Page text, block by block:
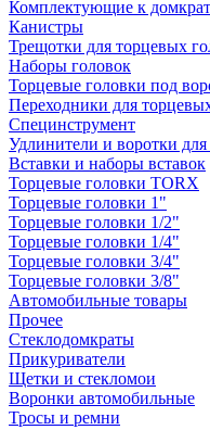
Комплектующие к
Канистры
Трещотки для торцевых
Наборы головок
Торцевые головки под
Переходники для
Специнструмент
Удлинители и воротки
Вставки и наборы вставок
Торцевые головки TORX
Торцевые головки 1"
Торцевые головки 1/2"
Торцевые головки 1/4"
Торцевые головки 3/4"
Торцевые головки 3/8"
Автомобильные товары
Прочее
Стеклодомкраты
Прикуриватели
Щетки и стекломои
Воронки автомобильные
Тросы и ремни